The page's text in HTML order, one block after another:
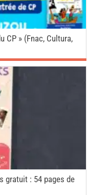
CP » (Fnac, Cultura,
gratuit : 54 pages de